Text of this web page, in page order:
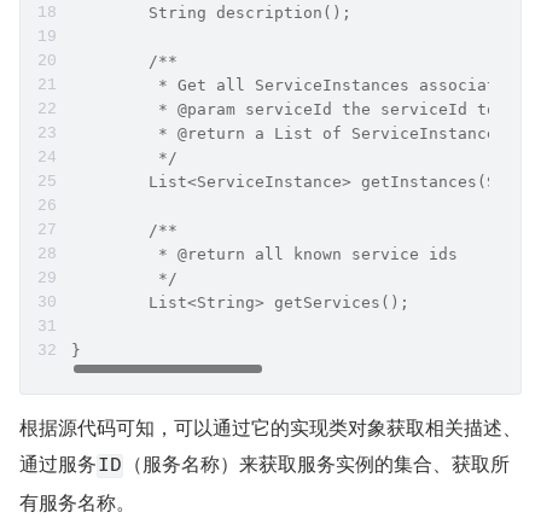
	String description();
	/**
* Get all ServiceInstances associated
* @param serviceId the serviceId to
	 * @return a List of ServiceInstance
	 */
List<ServiceInstance>
	/**
	 * @return all known service ids
	 */
	List<String> getServices();
}
根据源代码可知，可以通过它的实现类对象获取相关描述、
通过服务ID
（服务名称）来获取服务实例的集合、获取所
有服务名称。